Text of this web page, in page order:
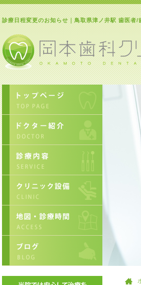
診療日程変更のお知らせ｜鳥取県津ノ井駅 歯医者